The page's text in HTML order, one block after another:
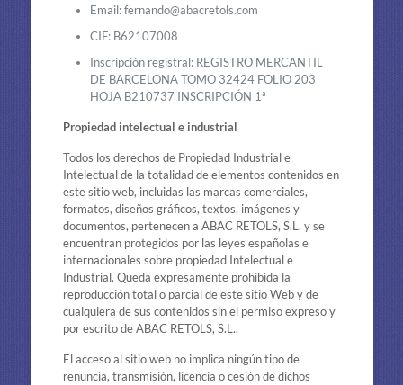
Email: fernando@abacretols.com
CIF: B62107008
Inscripción registral: REGISTRO MERCANTIL
DE BARCELONA TOMO 32424 FOLIO 203
HOJA B210737 INSCRIPCIÓN 1ª
Propiedad intelectual e industrial
Todos los derechos de Propiedad Industrial e
Intelectual de la totalidad de elementos contenidos en
este sitio web, incluidas las marcas comerciales,
formatos, diseños gráficos, textos, imágenes y
documentos, pertenecen a ABAC RETOLS, S.L. y se
encuentran protegidos por las leyes españolas e
internacionales sobre propiedad Intelectual e
Industrial. Queda expresamente prohibida la
reproducción total o parcial de este sitio Web y de
cualquiera de sus contenidos sin el permiso expreso y
por escrito de ABAC RETOLS, S.L..
El acceso al sitio web no implica ningún tipo de
renuncia, transmisión, licencia o cesión de dichos